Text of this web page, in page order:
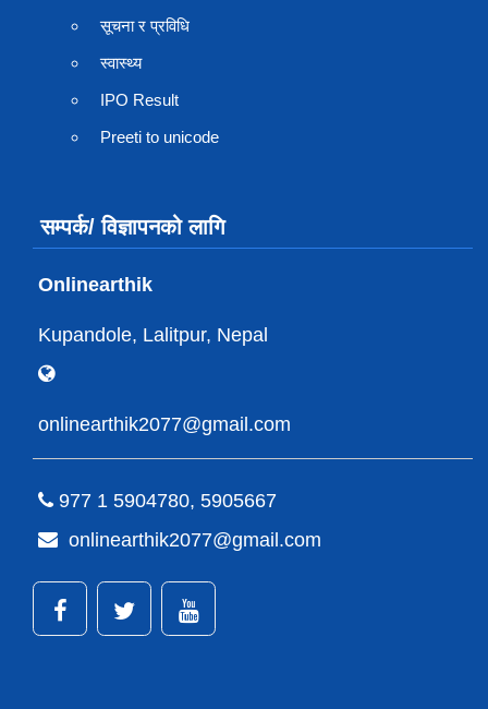
सूचना र प्रविधि
स्वास्थ्य
IPO Result
Preeti to unicode
सम्पर्क/ विज्ञापनको लागि
Onlinearthik
Kupandole, Lalitpur, Nepal
onlinearthik2077@gmail.com
977 1 5904780, 5905667
onlinearthik2077@gmail.com